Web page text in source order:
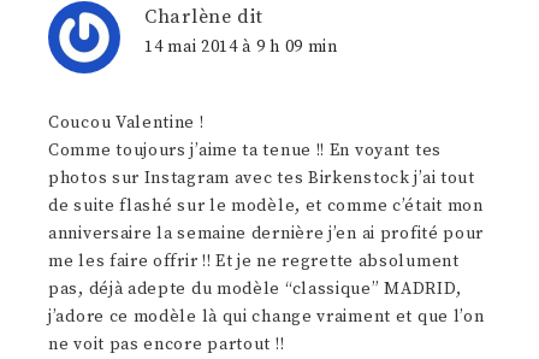
Charlène dit
14 mai 2014 à 9 h 09 min
Coucou Valentine !
Comme toujours j’aime ta tenue !! En voyant tes
photos sur Instagram avec tes Birkenstock j’ai tout
de suite flashé sur le modèle, et comme c’était mon
anniversaire la semaine dernière j’en ai profité pour
me les faire offrir !! Et je ne regrette absolument
pas, déjà adepte du modèle “classique” MADRID,
j’adore ce modèle là qui change vraiment et que l’on
ne voit pas encore partout !!